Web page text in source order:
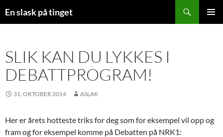
En slask på tinget
SLIK KAN DU LYKKES I
DEBATTPROGRAM!
31. OKTOBER 2014 ASLAK
Her er årets hotteste triks for deg som for eksempel vil opp og
fram og for eksempel komme på Debatten på NRK1: